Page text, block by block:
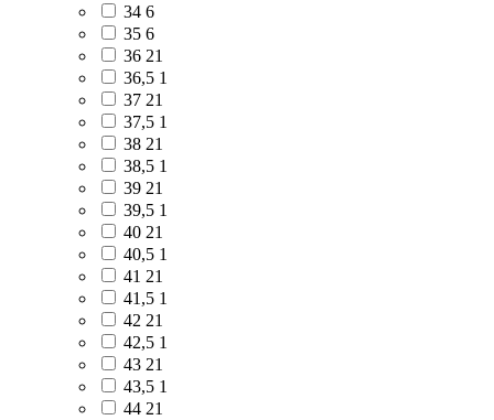
34 6
35 6
36 21
36,5 1
37 21
37,5 1
38 21
38,5 1
39 21
39,5 1
40 21
40,5 1
41 21
41,5 1
42 21
42,5 1
43 21
43,5 1
44 21